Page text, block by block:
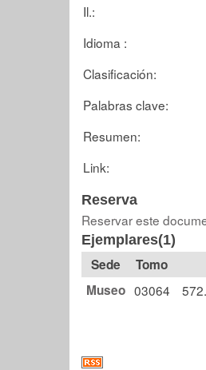
Il.:
Idioma :
Clasificación:
Palabras clave:
Resumen:
Link:
Reserva
Reservar este
Ejemplares(1)
Tomo
Museo 03064